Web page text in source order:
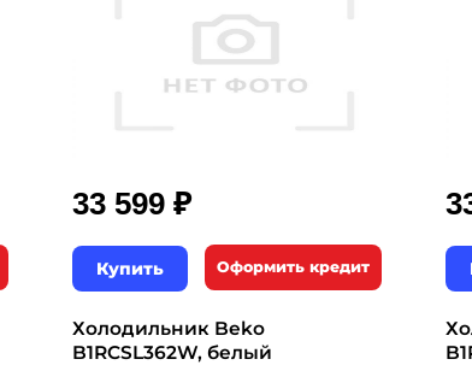
33 599 ₽
Купить Оформить кредит
Холодильник Beko
B1RCSL362W, белый